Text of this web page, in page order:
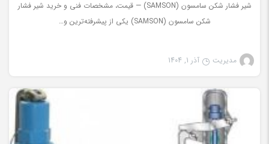
شیر فشار شکن سامسون (SAMSON) — قیمت، مشخصات فنی و خرید شیر فشار
شکن سامسون (SAMSON) یکی از پیشرفته‌ترین و…
مدیریت آذر 1, 1404